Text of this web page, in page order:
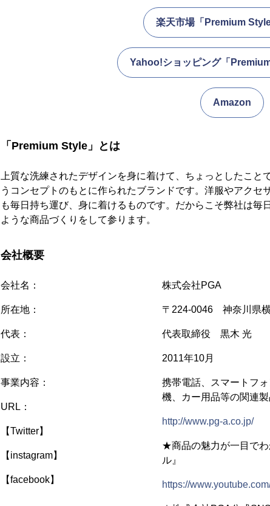
楽天市場「Premium Style
Yahoo!ショッピング「
Amazon
「Premium Style」とは
上質な洗練されたデザインを身に着けて、ちょっとしたこ
うコンセプトのもとに作られたブランドです。洋服やアクセ
も毎日持ち運び、身に着けるものです。だからこそ弊社は毎
ような商品づくりをして参ります。
会社概要
会社名：
所在地：
代表：
設立：
事業内容：
URL：
【Twitter】
【instagram】
【facebook】
株式会社PGA
〒224-0046 神奈川県
代表取締役 黒木 光
2011年10月
携帯電話、スマートフ
機、カー用品等の関連
http://www.pg-a.co.jp/
★商品の魅力が一目で
ル』
https://